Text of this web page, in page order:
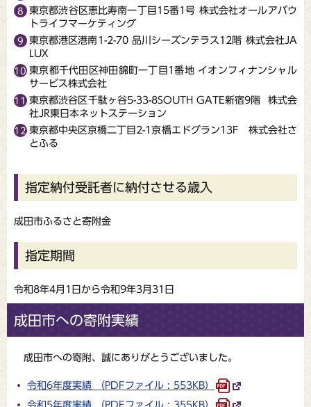
東京都渋谷区恵比寿南一丁目15番1号 株式会社オールアバウ
トライフマーケティング
東京都港区港南1-2-70 品川シーズンテラス12階 株式会社JA
LUX
東京都千代田区神田錦町一丁目1番地 イオンフィナンシャル
サービス株式会社
東京都渋谷区千駄ヶ谷5-33-8SOUTH GATE新宿9階 株式会
社JR東日本ネットステーション
東京都中央区京橋二丁目2-1京橋エドグラン13F 株式会社さ
とふる
指定納付受託者に納付させる歳入
成田市ふるさと寄附金
指定期間
令和8年4月1日から令和9年3月31日
成田市への寄附実績
成田市への寄附、誠にありがとうございました。
令和6年度実績 （PDFファイル : 553KB）